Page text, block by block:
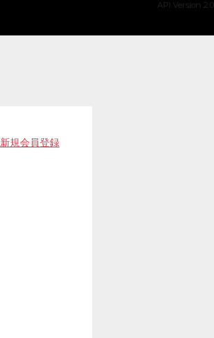
API Version 2.0
新規会員登録